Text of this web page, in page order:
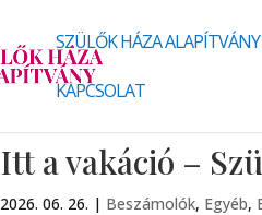
SZÜLŐK HÁZA ALAPÍTVÁNY
KAPCSOLAT
Itt a vakáció –
2026. 06. 26. | Beszámolók, Egyéb,